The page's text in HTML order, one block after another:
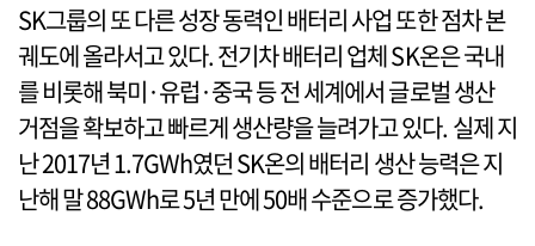
SK그룹의 또 다른 성장 동력인 배터리 사업 또한 점차 본
궤도에 올라서고 있다. 전기차 배터리 업체 SK온은 국내
를 비롯해 북미·유럽·중국 등 전 세계에서 글로벌 생산
거점을 확보하고 빠르게 생산량을 늘려가고 있다. 실제 지
난 2017년 1.7GWh였던 SK온의 배터리 생산 능력은 지
난해 말 88GWh로 5년 만에 50배 수준으로 증가했다.